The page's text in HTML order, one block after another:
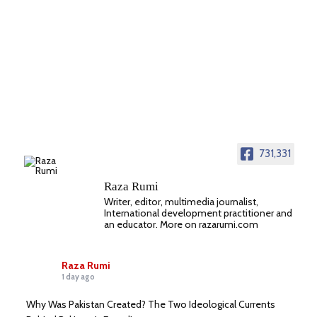
731,331
Raza Rumi
Writer, editor, multimedia journalist,
International development practitioner and
an educator. More on razarumi.com
Raza Rumi
1 day ago
Why Was Pakistan Created? The Two Ideological Currents